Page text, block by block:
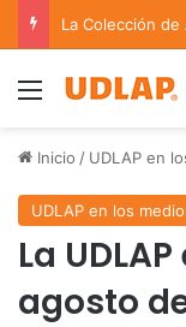
Menu
Inicio / UDLAP en
UDLAP en los
La
agosto